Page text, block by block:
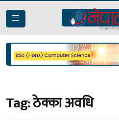
Tag:ठेक्का अवधि